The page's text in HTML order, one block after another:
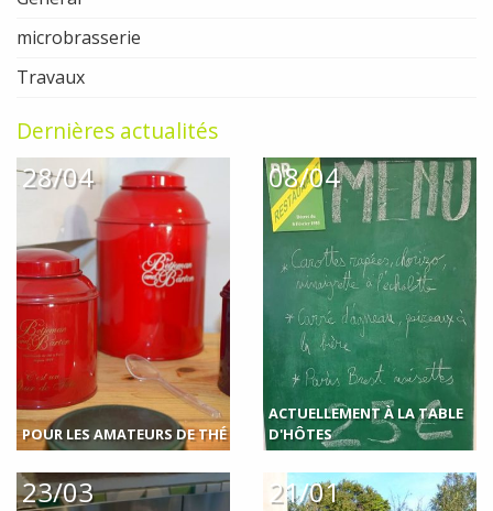
microbrasserie
Travaux
Dernières actualités
28/04
POUR LES AMATEURS DE THÉ
08/04
ACTUELLEMENT À LA TABLE
D'HÔTES
23/03 21/01